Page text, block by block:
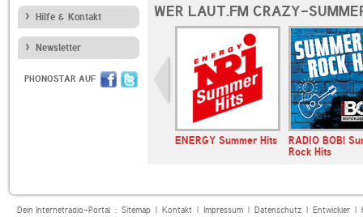
Hilfe & Kontakt
Newsletter
PHONOSTAR AUF
WER LAUT.FM CRAZY-
ENERGY Summer Hits
RADIO BOB!
Rock Hits
Dein Internetradio-Portal : Sitemap| Kontakt| Impressum| Datenschutz| Entwickler|